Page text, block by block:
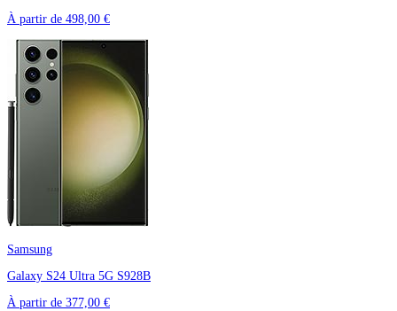
À partir de 498,00 €
Samsung
Galaxy S24 Ultra 5G S928B
À partir de 377,00 €